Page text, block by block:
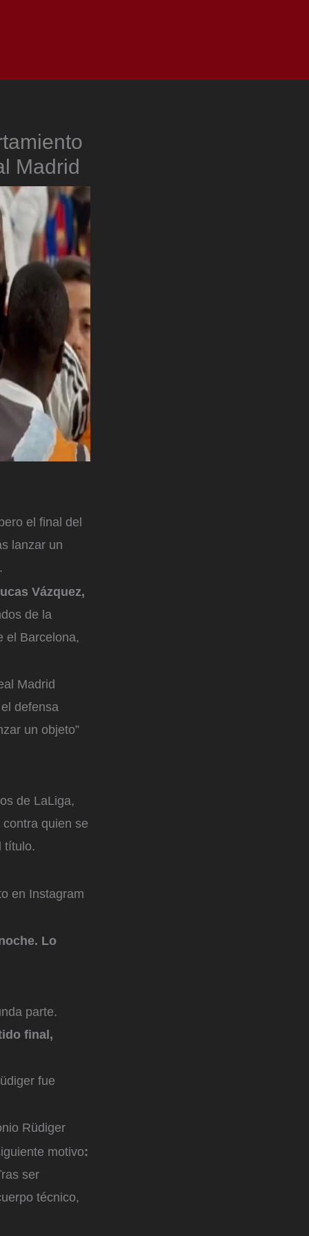
Madrid
el final del
lanzar un
Vázquez,
de la
el Barcelona,
Madrid
defensa
un objeto”
de LaLiga,
quien se
título.
en Instagram
Lo
parte.
final,
fue
Rüdiger
motivo:
ser
técnico,